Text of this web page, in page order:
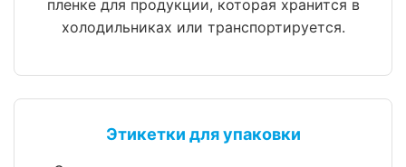
пленке для продукции, которая хранится в
холодильниках или транспортируется.
Этикетки для упаковки